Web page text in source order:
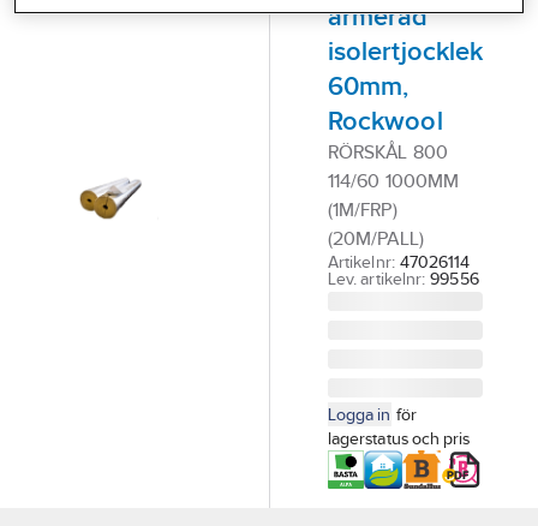
armerad
isolertjocklek
60mm,
Rockwool
RÖRSKÅL 800
114/60 1000MM
(1M/FRP)
(20M/PALL)
Artikelnr: 47026114
Lev. artikelnr: 99556
Logga in för
lagerstatus och pris